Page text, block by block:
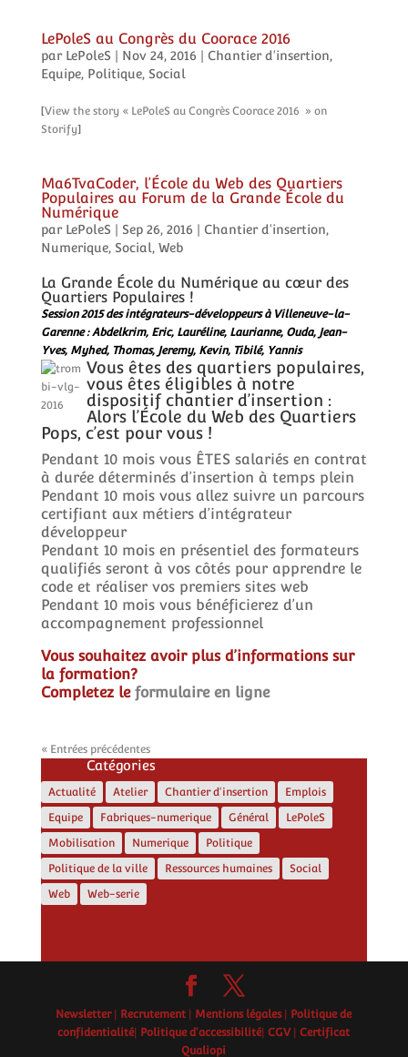
LePoleS au Congrès du Coorace 2016
par LePoleS Nov 24, 2016 Chantier d'insertion,
Equipe, Politique, Social
[View the story « LePoleS au Congrès Coorace 2016 » on
Storify]
Ma6TvaCoder, l’École du Web des Quartiers
Populaires au Forum de la Grande École du
Numérique
par LePoleS Sep 26, 2016 Chantier d'insertion,
Numerique, Social, Web
La Grande École du Numérique au cœur des
Quartiers Populaires !
Session 2015 des intégrateurs-développeurs à Villeneuve-la-
Garenne : Abdelkrim, Eric, Lauréline, Laurianne, Ouda, Jean-
Yves, Myhed, Thomas, Jeremy, Kevin, Tibilé, Yannis
Vous êtes des quartiers populaires,
vous êtes éligibles à notre
dispositif chantier d’insertion :
Alors l’École du Web des Quartiers
Pops, c’est pour vous !
Pendant 10 mois vous ÊTES salariés en contrat
à durée déterminés d’insertion à temps plein
Pendant 10 mois vous allez suivre un parcours
certifiant aux métiers d’intégrateur
développeur
Pendant 10 mois en présentiel des formateurs
qualifiés seront à vos côtés pour apprendre le
code et réaliser vos premiers sites web
Pendant 10 mois vous bénéficierez d’un
accompagnement professionnel
Vous souhaitez avoir plus d’informations sur
la formation?
Completez le formulaire en ligne
« Entrées précédentes
Catégories
Actualité Atelier Chantier d'insertion
Emplois
Equipe
Fabriques-numerique Général
LePoleS
Mobilisation
Numerique
Politique
Politique de la ville
Ressources humaines
Social
Web
Web-serie
Newsletter| Recrutement Mentions légales|
Politique de
confidentialité| Politique d'accessibilité|CGV|Certificat
Qualiopi